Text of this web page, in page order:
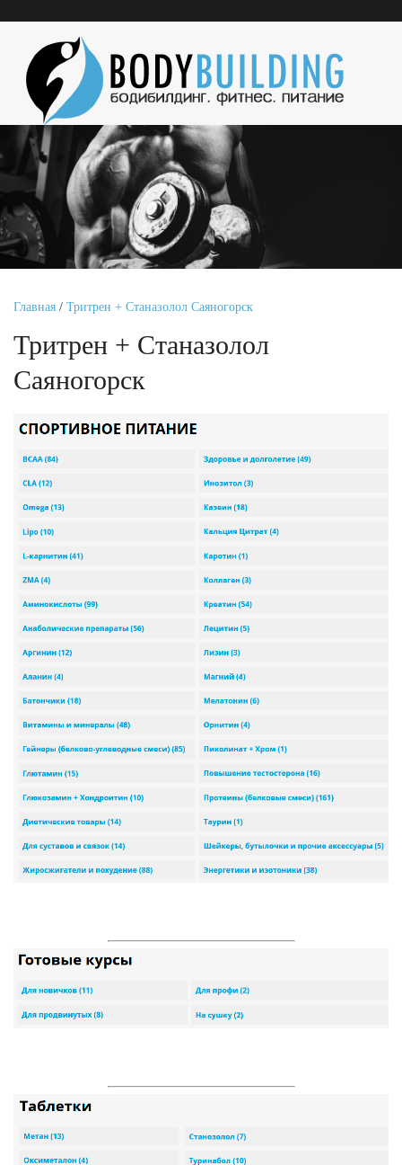
Главная / Тритрен + Станазолол Саяногорск
Тритрен + Станазолол
Саяногорск